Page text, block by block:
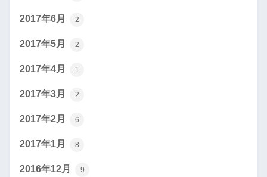
2017年6月 2
2017年5月 2
2017年4月 1
2017年3月 2
2017年2月 6
2017年1月 8
2016年12月 9